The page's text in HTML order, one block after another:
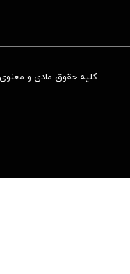
کلیه حقوق مادی و معنوی